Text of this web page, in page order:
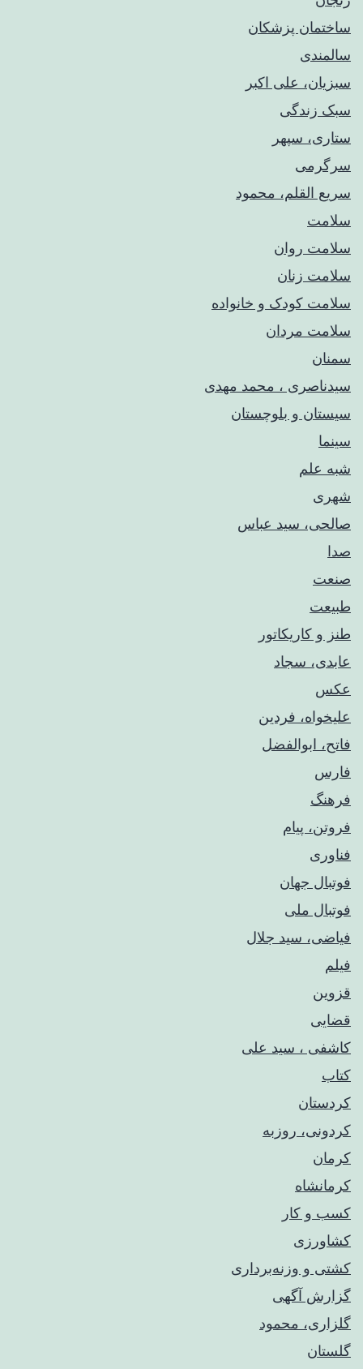
ساختمان پزشکان
سالمندی
سبزیان، علی اکبر
سبک زندگی
ستاری، سپهر
سرگرمی
سریع القلم، محمود
سلامت
سلامت روان
سلامت زنان
سلامت کودک‌ و خانواده
سلامت مردان
سمنان
سیدناصری ، محمد مهدی
سیستان و بلوچستان
سینما
شبه علم
شهری
صالحی، سید عباس
صدا
صنعت
طبیعت
طنز و کاریکاتور
عابدی، سجاد
عکس
علیخواه، فردین
فاتح، ابوالفضل
فارس
فرهنگ
فروتن، پیام
فناوری
فوتبال جهان
فوتبال ملی
فیاضی، سید جلال
فیلم
قزوین
قضایی
کاشفی ، سید علی
کتاب
کردستان
کردونی، روزبه
کرمان
کرمانشاه
کسب و کار
کشاورزی
کشتی و وزنه‌برداری
گزارش آگهی
گلزاری، محمود
گلستان